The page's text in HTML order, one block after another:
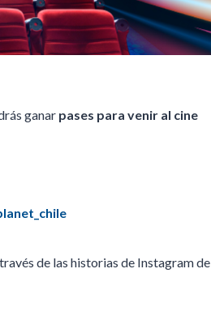
ganar pases para venir al cine
de las historias de Instagram de